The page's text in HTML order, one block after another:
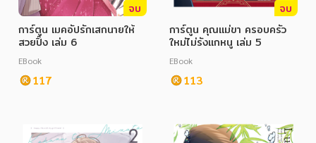
จบ
การ์ตูน เมคอัปรักเสกนายให้
สวยปิ๊ง เล่ม 6
EBook
117
จบ
การ์ตูน คุณแม่ขา ครอบครัว
ใหม่ไม่รังแกหนู เล่ม 5
EBook
113